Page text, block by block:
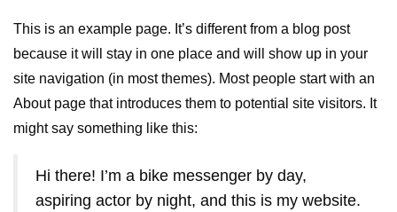
This is an example page. It’s different from a blog post
because it will stay in one place and will show up in your
site navigation (in most themes). Most people start with an
About page that introduces them to potential site visitors. It
might say something like this:
Hi there! I’m a bike messenger by day,
aspiring actor by night, and this is my website.